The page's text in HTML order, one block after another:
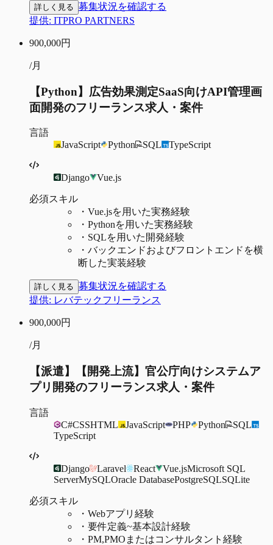
詳しく見る 募集状況を確認する
提供: ITPRO PARTNERS
900,000円
/月
【Python】広告効果測定SaaS向けAPI管理画
面開発のフリーランス求人・案件
言語
JavaScript
Python SQL TypeScript
Django Vue.js
必須スキル
・ Vue.jsを用いた実務経験
・ Pythonを用いた実務経験
・ SQLを用いた開発経験
・ バックエンドおよびフロントエンドを横
断した実装経験
詳しく見る 募集状況を確認する
提供: レバテックフリーランス
900,000円
/月
【派遣】【開発上流】官公庁向けシステムア
プリ開発のフリーランス求人・案件
言語
C#CSSHTML JavaScript PHP Python
SQL
TypeScript
Django Laravel React Vue.jsMicrosoft SQL
ServerMySQLOracle DatabasePostgreSQLSQLite
必須スキル
・ Webアプリ経験
・ 要件定義~基本設計経験
・ PM,PMOまたはコンサルタント経験